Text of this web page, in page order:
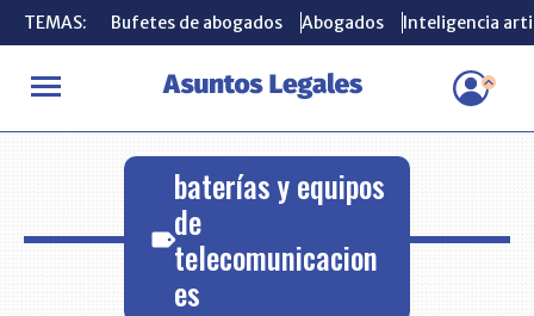
TEMAS: Bufetes de abogados Abogados Inteligencia
INICIO baterías y equipos de telecomunicaciones
TEMAS: Bufetes de abogados Abogados Inteligencia
baterías y equipos
de
telecomunicacion
es